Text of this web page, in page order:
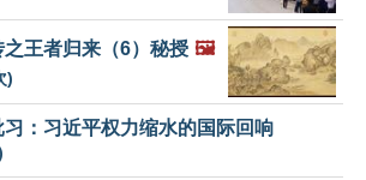
王者归来（6）秘授 🖼️
)
：习近平权力缩水的国际回响